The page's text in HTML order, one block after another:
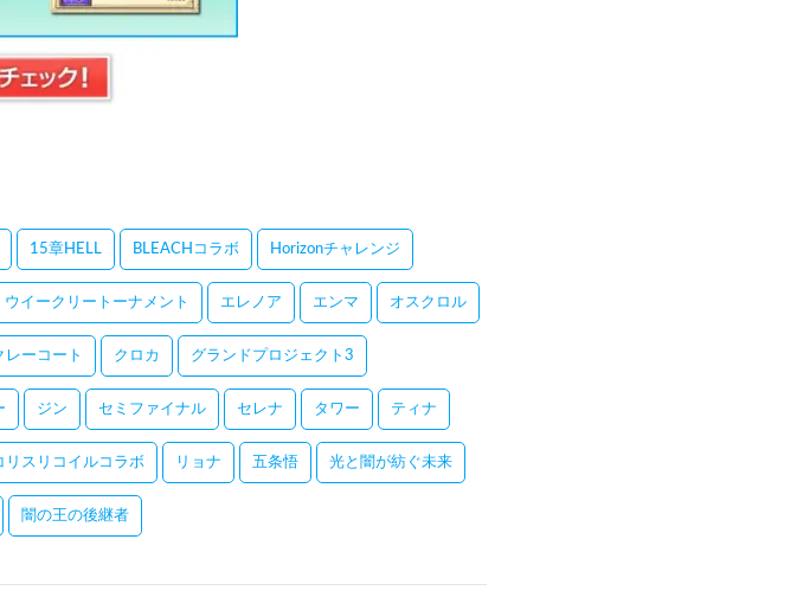
15章HELL BLEACHコラボ Horizonチャレンジ
ウイークリートーナメント エレノア エンマ オスクロル
レーコート クロカ グランドプロジェクト3
ジン セミファイナル セレナ タワー ティナ
リスリコイルコラボ リョナ 五条悟 光と闇が紡ぐ未来
闇の王の後継者